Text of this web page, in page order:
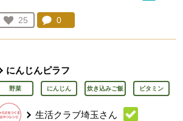
お気に入り登録：
25
人が登録
コメント：
0
にんじんピラフ
野菜 にんじん 炊き込みご飯 ビタミン
生活クラブ埼玉さん